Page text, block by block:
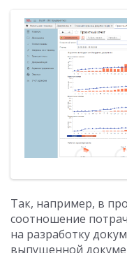
Так, например, в
соотношение
на разработку
выпущенной